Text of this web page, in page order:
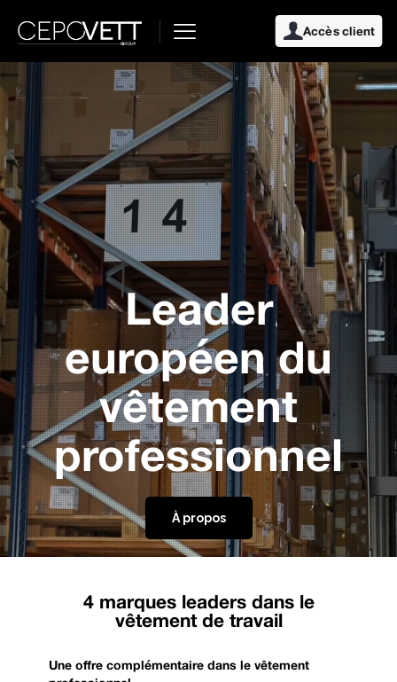
Accès client
Leader
européen du
vêtement
professionnel
À propos
4 marques leaders dans le
vêtement de travail
Une offre complémentaire dans le vêtement